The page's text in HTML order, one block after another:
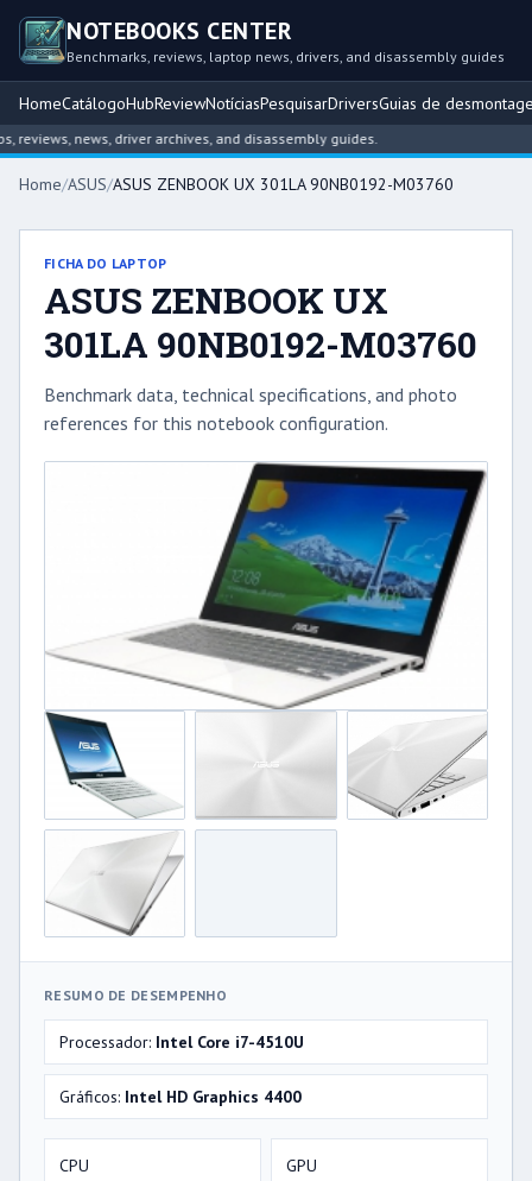
NOTEBOOKS CENTER
Benchmarks, reviews, laptop news, drivers, and disassembly guides
HomeCatálogoHubReviewNotíciasPesquisarDriversGuias de
news, driver archives, and disassembly guides.
Home/ASUS/ASUS ZENBOOK UX 301LA 90NB0192-M03760
FICHA DO LAPTOP
ASUS ZENBOOK UX
301LA 90NB0192-M03760
Benchmark data, technical specifications, and photo
references for this notebook configuration.
RESUMO DE DESEMPENHO
Processador: Intel Core i7-4510U
Gráficos: Intel HD Graphics 4400
CPU GPU